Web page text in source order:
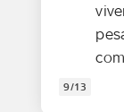
9/13